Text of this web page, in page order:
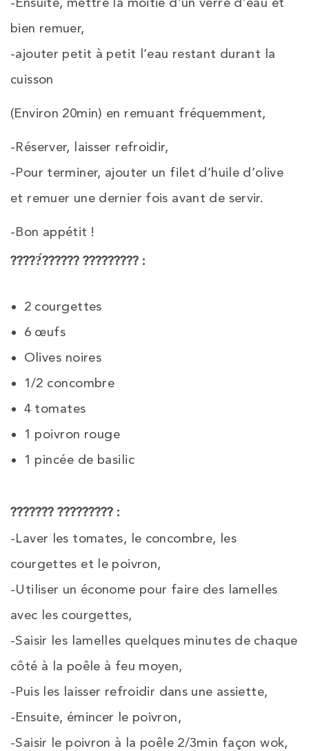
bien remuer,
-ajouter petit à petit l’eau restant durant la
cuisson
(Environ 20min) en remuant fréquemment,
-Réserver, laisser refroidir,
-Pour terminer, ajouter un filet d’huile d’olive
et remuer une dernier fois avant de servir.
-Bon appétit !
?????́?????? ????????? :
2 courgettes
6 œufs
Olives noires
1/2 concombre
4 tomates
1 poivron rouge
1 pincée de basilic
??????? ????????? :
-Laver les tomates, le concombre, les
courgettes et le poivron,
-Utiliser un économe pour faire des lamelles
avec les courgettes,
-Saisir les lamelles quelques minutes de chaque
côté à la poêle à feu moyen,
-Puis les laisser refroidir dans une assiette,
-Ensuite, émincer le poivron,
-Saisir le poivron à la poêle 2/3min façon wok,